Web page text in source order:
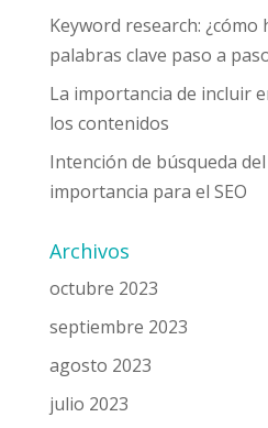
Keyword research:
palabras clave paso a
La importancia de incluir
los contenidos
Intención de búsqueda
importancia para el SEO
Archivos
octubre 2023
septiembre 2023
agosto 2023
julio 2023